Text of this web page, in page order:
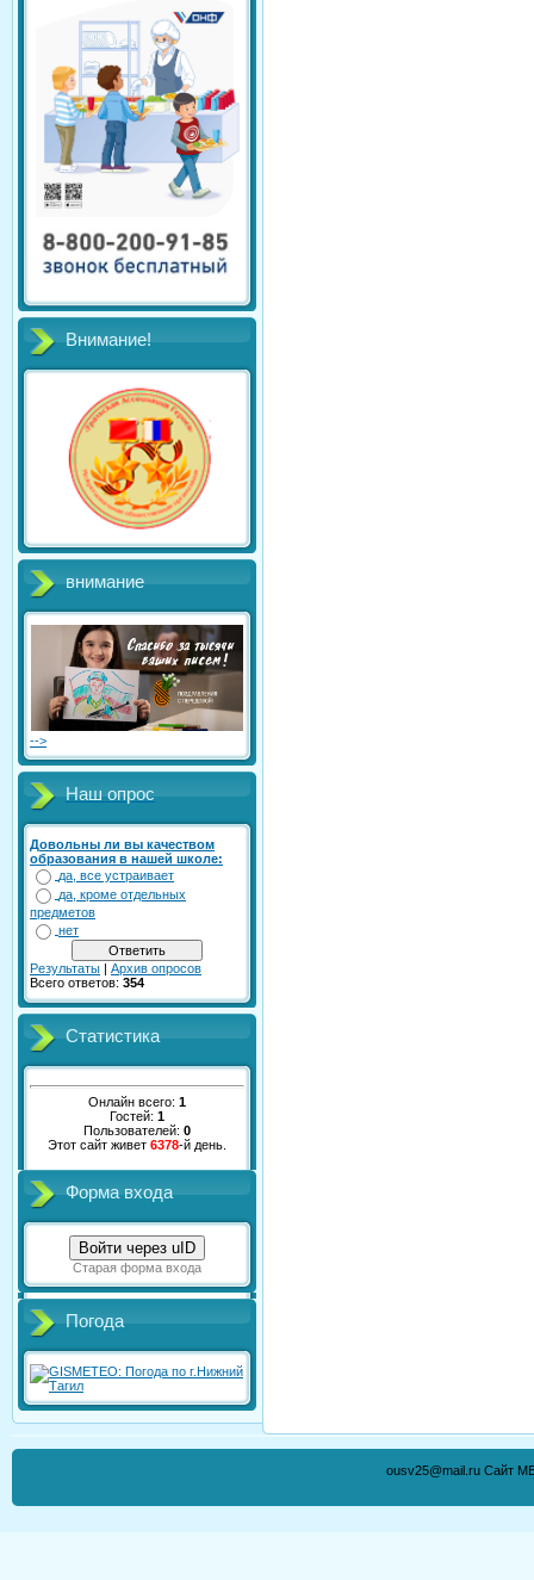
Внимание!
внимание
-->
Наш опрос
Довольны ли вы качеством
образования в нашей школе:
да, все устраивает
да, кроме отдельных
предметов
нет
Результаты | Архив опросов
Всего ответов: 354
Статистика
Онлайн всего: 1
Гостей: 1
Пользователей: 0
Этот сайт живет 6378-й день.
Форма входа
Войти через uID
Старая форма входа
Погода
ousv25@mail.ru Сайт